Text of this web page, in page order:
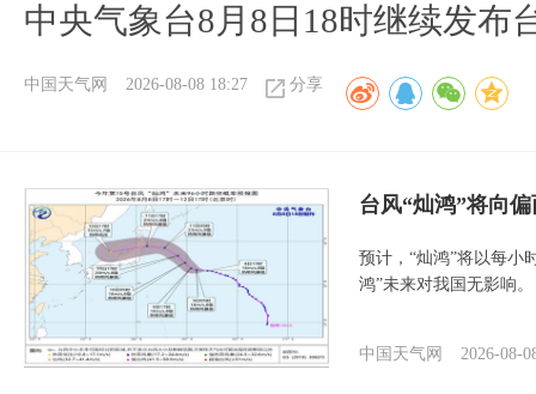
中央气象台8月8日18时继续发布
中国天气网 2026-08-08 18:27 分享
台风“灿鸿”将向
预计，“灿鸿”将以每小
鸿”未来对我国无影响。
中国天气网 2026-08-